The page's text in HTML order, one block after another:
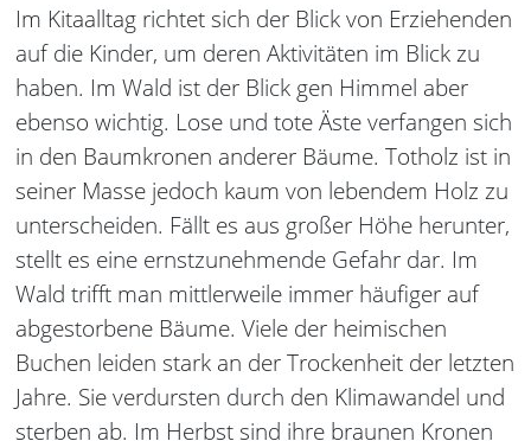
Im Kitaalltag richtet sich der Blick von Erziehenden
auf die Kinder, um deren Aktivitäten im Blick zu
haben. Im Wald ist der Blick gen Himmel aber
ebenso wichtig. Lose und tote Äste verfangen sich
in den Baumkronen anderer Bäume. Totholz ist in
seiner Masse jedoch kaum von lebendem Holz zu
unterscheiden. Fällt es aus großer Höhe herunter,
stellt es eine ernstzunehmende Gefahr dar. Im
Wald trifft man mittlerweile immer häufiger auf
abgestorbene Bäume. Viele der heimischen
Buchen leiden stark an der Trockenheit der letzten
Jahre. Sie verdursten durch den Klimawandel und
sterben ab. Im Herbst sind ihre braunen Kronen